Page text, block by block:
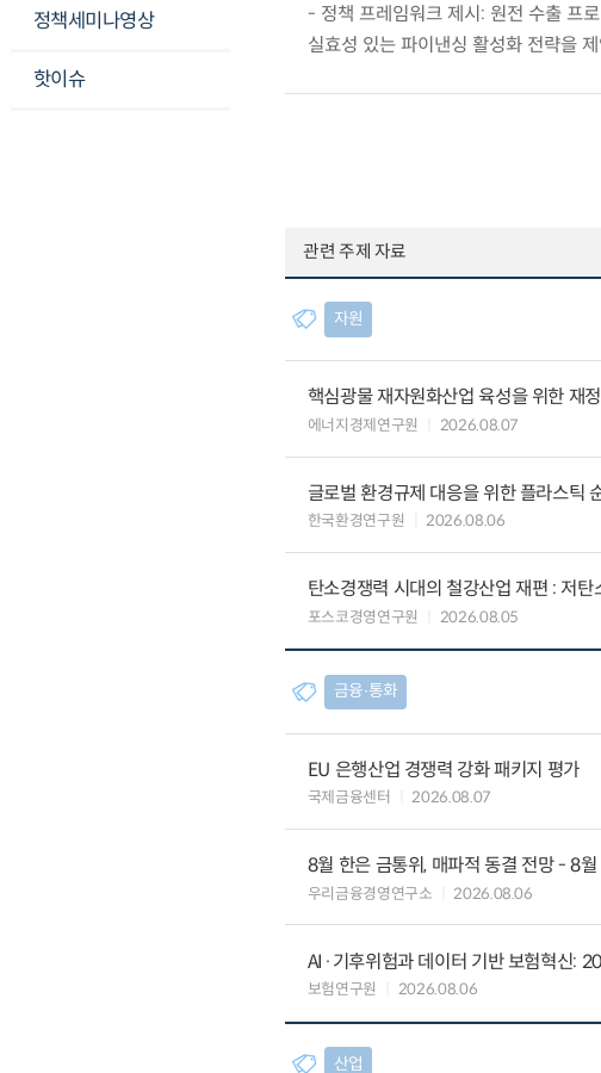
정책세미나영상
핫이슈
- 정책 프레임워크 제시: 원전 수출 프
실효성 있는 파이낸싱 활성화 전략을
관련 주제 자료
자원
핵심광물 재자원화산업 육성을 위한 재
에너지경제연구원 2026.08.07
글로벌 환경규제 대응을 위한 플라스틱
한국환경연구원 2026.08.06
탄소경쟁력 시대의 철강산업 재편 : 저
포스코경영연구원 2026.08.05
금융∙통화
EU 은행산업 경쟁력 강화 패키지 평가
국제금융센터 2026.08.07
8월 한은 금통위, 매파적 동결 전망 - 8
우리금융경영연구소 2026.08.06
AI·기후위험과 데이터 기반 보험혁
보험연구원 2026.08.06
산업